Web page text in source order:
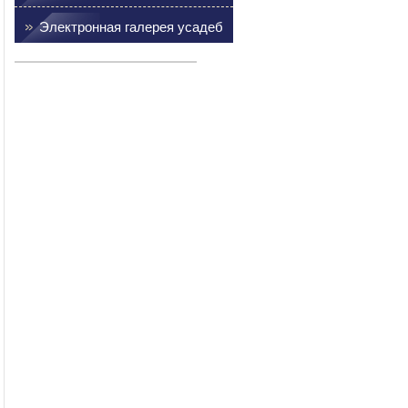
Электронная галерея усадеб